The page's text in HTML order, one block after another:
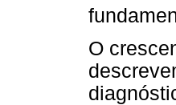
O